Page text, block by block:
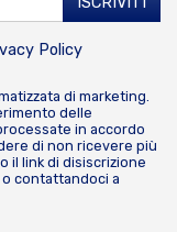
Policy
di marketing.
delle
in accordo
di non ricevere più
il link di disiscrizione
contattandoci a